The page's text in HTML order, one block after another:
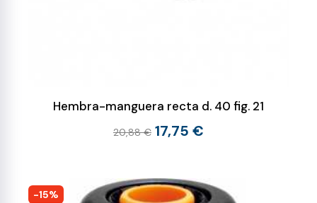
Hembra-manguera recta d. 40 fig. 21
20,88 € 17,75 €
-15%